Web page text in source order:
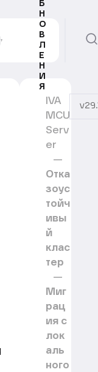
Б
Н
О
В
Л
Е
Н
И
Я
IVA
MCU
Serv
er
Отка
зоус
тойч
ивы
й
клас
тер
Миг
рац
ия с
лок
аль
ного